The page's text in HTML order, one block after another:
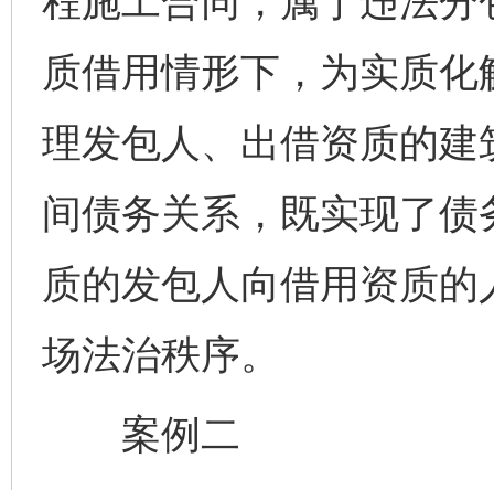
质借用情形下，为实质
理发包人、出借资质的
间债务关系，既实现了
质的发包人向借用资质
场法治秩序。
案例二